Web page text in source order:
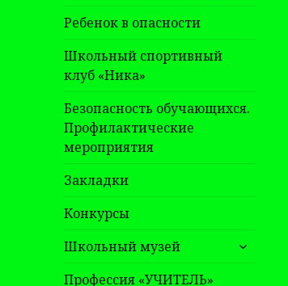
Ребенок в опасности
Школьный спортивный
клуб «Ника»
Безопасность обучающихся.
Профилактические
мероприятия
Закладки
Конкурсы
Школьный музей
раскрыть
дочернее
Профессия «УЧИТЕЛЬ»